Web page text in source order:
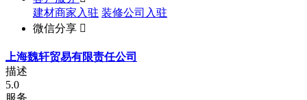
建材商家入驻 装修公司入驻
微信分享 
上海魏轩贸易有限责任公司
描述
5.0